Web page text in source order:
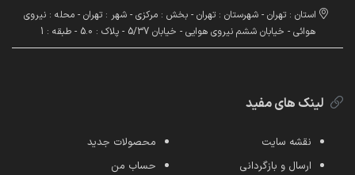
استان : تهران - شهرستان : تهران - بخش : مرکزی - شهر : تهران - محله : نیروی
هوائی - خیابان ششم نیروی هوایی - خیابان 5/37 - پلاک : 5.0 - طبقه : 1
لینک های مفید
نقشه سایت
ارسال و بازگردانی
محصولات جدید
حساب من